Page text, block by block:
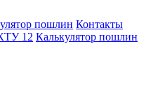
пошлин Контакты
12 Калькулятор пошлин